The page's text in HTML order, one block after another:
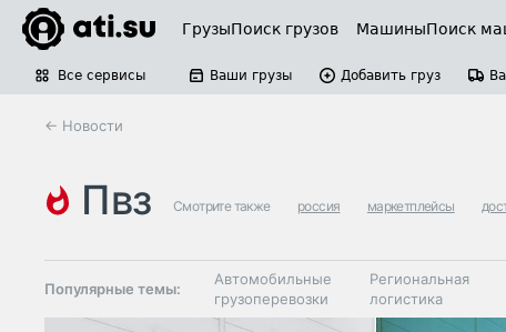
ГрузыПоиск грузов МашиныПоиск
Все сервисы Ваши грузы Добавить груз
← Новости
пвз Смотрите также россия маркетплейсы
Популярные темы:
Автомобильные
грузоперевозки
Региональная
логистика